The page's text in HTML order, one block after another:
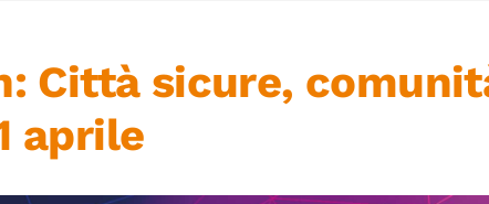
Città sicure,
aprile